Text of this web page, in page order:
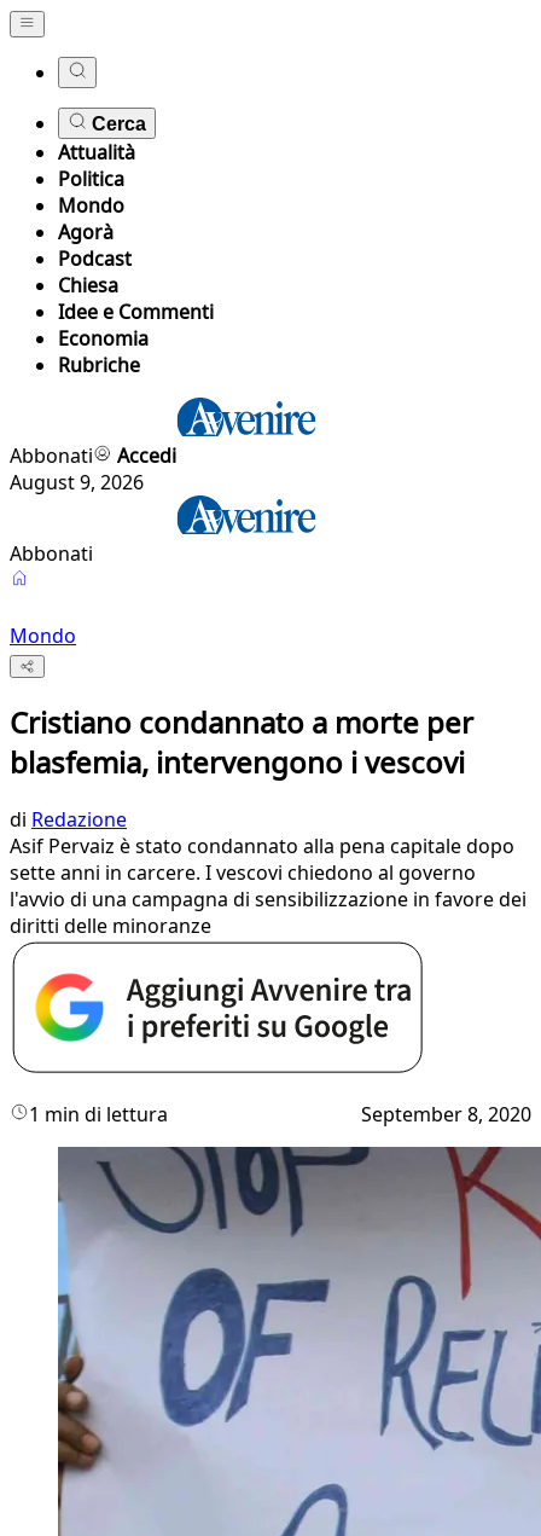
Cerca
Attualità
Politica
Mondo
Agorà
Podcast
Chiesa
Idee e Commenti
Economia
Rubriche
Abbonati
Accedi
August 9, 2026
Abbonati
Mondo
Cristiano condannato a morte per
blasfemia, intervengono i vescovi
di Redazione
Asif Pervaiz è stato condannato alla pena capitale dopo
sette anni in carcere. I vescovi chiedono al governo
l'avvio di una campagna di sensibilizzazione in favore dei
diritti delle minoranze
1 min di lettura September 8, 2020